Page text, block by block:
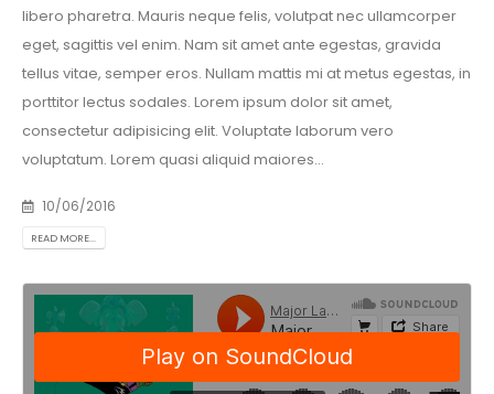
libero pharetra. Mauris neque felis, volutpat nec ullamcorper
eget, sagittis vel enim. Nam sit amet ante egestas, gravida
tellus vitae, semper eros. Nullam mattis mi at metus egestas, in
porttitor lectus sodales. Lorem ipsum dolor sit amet,
consectetur adipisicing elit. Voluptate laborum vero
voluptatum. Lorem quasi aliquid maiores...
10/06/2016
READ MORE...